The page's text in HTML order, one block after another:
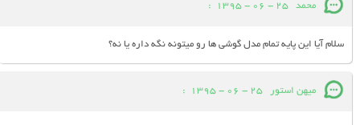
محمد 25 - 06 - 1395
:
سلام آیا این پایه تمام مدل گوشی ها رو میتونه نگه داره یا نه؟
میهن استور 25 - 06 - 1395
: